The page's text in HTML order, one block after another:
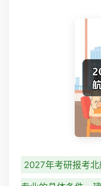
2027年考研报考